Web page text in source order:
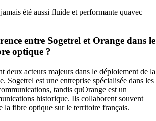
été aussi fluide et performante quavec
entre Sogetrel et Orange dans le
optique ?
deux acteurs majeurs dans le déploiement de la
Sogetrel est une entreprise spécialisée dans les
tandis quOrange est un
historique. Ils collaborent souvent
la fibre optique sur le territoire français.